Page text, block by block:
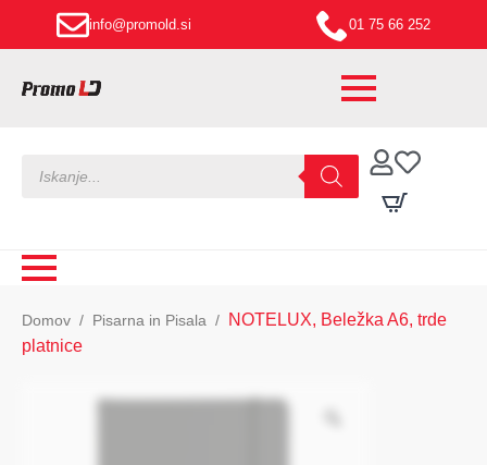
info@promold.si 01 75 66 252
search
Domov Pisarna in Pisala
NOTELUX, Beležka A6, trde
platnice